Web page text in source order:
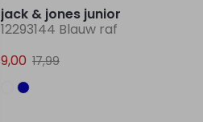
jack & jones junior
12293144 Blauw raf
9,00 17,99